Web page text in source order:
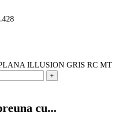
ILLUSION GRIS RC MT
cu...